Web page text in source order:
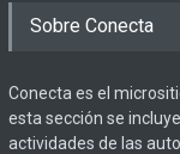
Sobre Conecta
Conecta es el
esta sección se
actividades de las